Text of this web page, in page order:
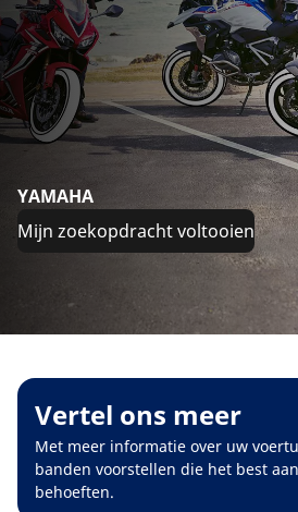
YAMAHA
Mijn zoekopdracht voltooien
Vertel ons meer
Met meer informatie over uw
banden voorstellen die het best
behoeften.